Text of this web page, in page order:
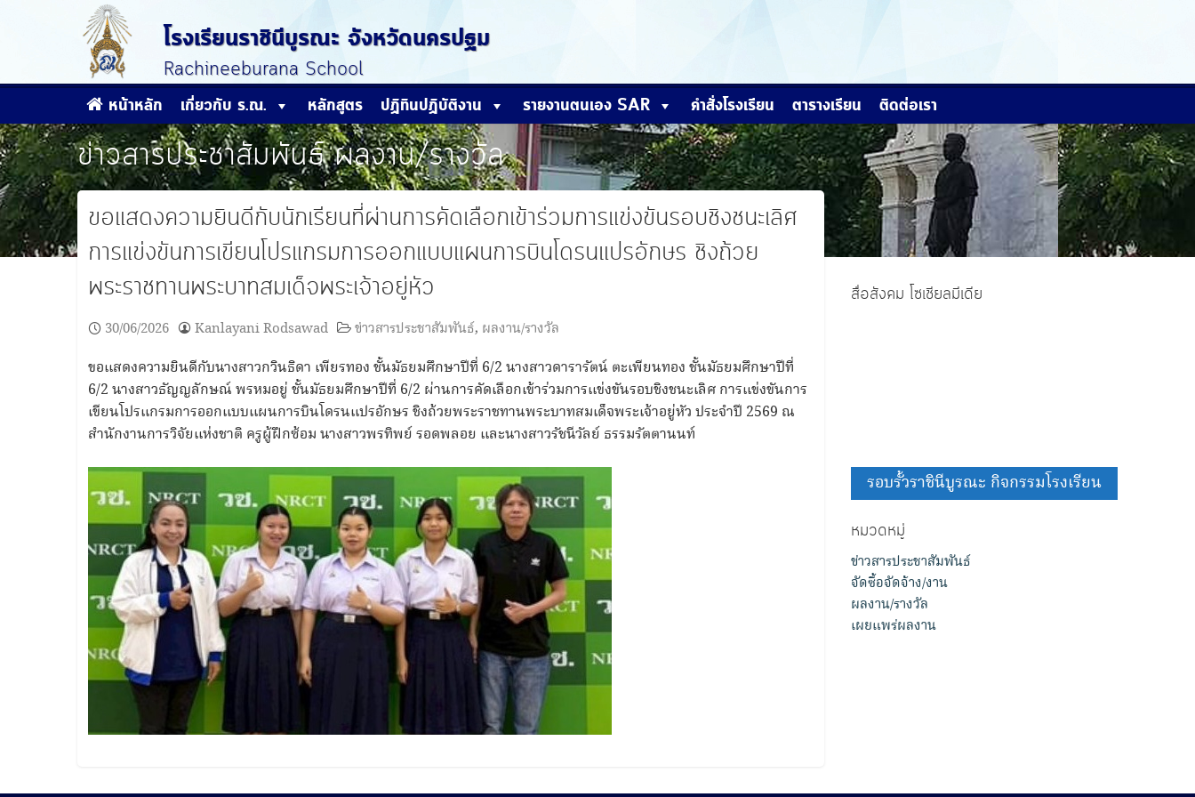
โรงเรียนราชินีบูรณะ จังหวัดนครปฐม
Rachineeburana School
หน้าหลัก
เกี่ยวกับ ร.ณ. หลักสูตร ปฏิทินปฏิบัติงาน รายงานตนเอง SAR คำสั่งโรงเรียน ตารางเรียน ติดต่อเรา
ข่าวสารประชาสัมพันธ์ ผลงาน/รางวัล
ขอแสดงความยินดีกับนักเรียนที่ผ่านการคัดเลือกเข้าร่วมการแข่งขันรอบชิงชนะเลิศ
การแข่งขันการเขียนโปรแกรมการออกแบบแผนการบินโดรนแปรอักษร ชิงถ้วย
พระราชทานพระบาทสมเด็จพระเจ้าอยู่หัว
30/06/2026 Kanlayani Rodsawad ข่าวสารประชาสัมพันธ์, ผลงาน/รางวัล
ขอแสดงความยินดีกับนางสาวกวินธิดา เพียรทอง ชั้นมัธยมศึกษาปีที่ 6/2 นางสาวดารารัตน์ ตะเพียนทอง ชั้นมัธยมศึกษาปีที่
6/2 นางสาวธัญญลักษณ์ พรหมอยู่ ชั้นมัธยมศึกษาปีที่ 6/2 ผ่านการคัดเลือกเข้าร่วมการแข่งขันรอบชิงชนะเลิศ การแข่งขันการ
เขียนโปรแกรมการออกแบบแผนการบินโดรนแปรอักษร ชิงถ้วยพระราชทานพระบาทสมเด็จพระเจ้าอยู่หัว ประจําปี 2569 ณ
สํานักงานการวิจัยแห่งชาติ ครูผู้ฝึกซ้อม นางสาวพรทิพย์ รอดพลอย และนางสาวรัชนีวัลย์ ธรรมรัตตานนท์
สื่อสังคม โซเชียลมีเดีย
รอบรั้วราชินีบูรณะ กิจกรรมโรงเรียน
หมวดหมู่
ข่าวสารประชาสัมพันธ์
จัดซื้อจัดจ้าง/งาน
ผลงาน/รางวัล
เผยแพร่ผลงาน